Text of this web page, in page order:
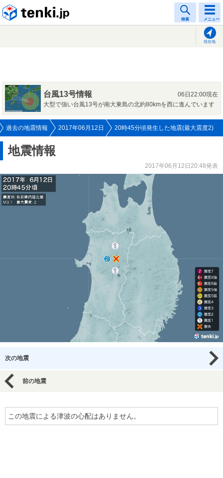
検索 メニュー
現在地
台風13号情報
06日22:00現在
大型で強い台風13号が南大東島の北約80kmを西に進んでいます
過去の地震情報 2017年06月12日 20時45分頃発生した地震(最大震度2)
地震情報
2017年06月12日20:48発表
次の地震
前の地震
この地震による津波の心配はありません。